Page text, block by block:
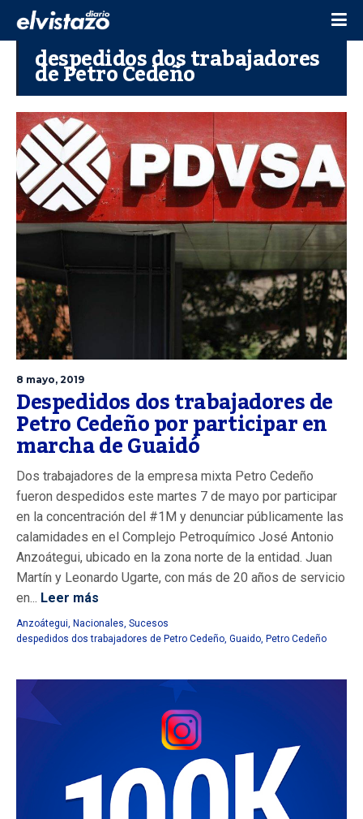
despedidos dos trabajadores
de Petro Cedeño
8 mayo, 2019
Despedidos dos trabajadores de
Petro Cedeño por participar en
marcha de Guaidó
Dos trabajadores de la empresa mixta Petro Cedeño
fueron despedidos este martes 7 de mayo por participar
en la concentración del #1M y denunciar públicamente las
calamidades en el Complejo Petroquímico José Antonio
Anzoátegui, ubicado en la zona norte de la entidad. Juan
Martín y Leonardo Ugarte, con más de 20 años de servicio
en... Leer más
Anzoátegui, Nacionales, Sucesos
despedidos dos trabajadores de Petro Cedeño, Guaido, Petro Cedeño